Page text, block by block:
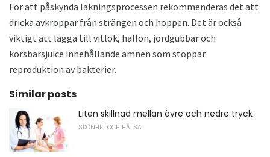
För att påskynda läkningsprocessen rekommenderas det att
dricka avkroppar från strängen och hoppen. Det är också
viktigt att lägga till vitlök, hallon, jordgubbar och
körsbärsjuice innehållande ämnen som stoppar
reproduktion av bakterier.
Similar posts
Liten skillnad mellan övre och nedre tryck
SKÖNHET OCH HÄLSA